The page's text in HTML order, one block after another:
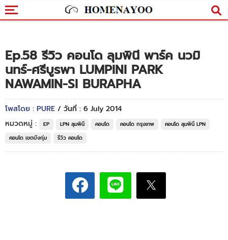
Ep.58 รีวิว คอนโด ลุมพินี พาร์ค นวมิ
นทร์-ศรีบูรพา LUMPINI PARK
NAWAMIN-SI BURAPHA
โพสโดย : PURE / วันที่ : 6 July 2014
หมวดหมู่ :
EP LPN ลุมพินี คอนโด คอนโด กรุงเทพ
คอนโด ลุมพินี LPN
คอนโด เขตบึงกุ่ม
รีวิว คอนโด